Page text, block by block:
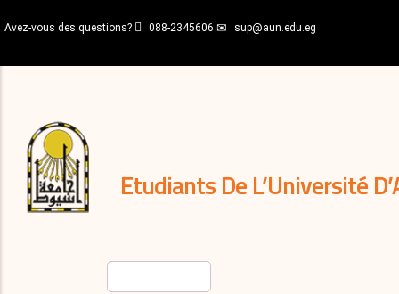
au
principal
Avez-vous des questions? 088-2345606 sup@aun.edu.eg
Etudiants De L’Université
décisions
Expatriés
Journal